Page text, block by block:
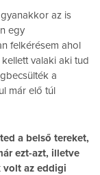
az is
egy
felkérésem ahol
valaki aki tud
a
már elő túl
a belső tereket,
ezt-azt, illetve
az eddigi